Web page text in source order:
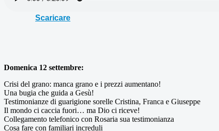
Scaricare
Domenica 12 settembre:
Crisi del grano: manca grano e i prezzi aumentano!
Una bugia che guida a Gesù!
Testimonianze di guarigione sorelle Cristina, Franca e Giuseppe
Il mondo ci caccia fuori… ma Dio ci riceve!
Collegamento telefonico con Rosaria sua testimonianza
Cosa fare con familiari increduli